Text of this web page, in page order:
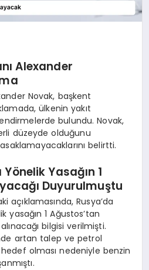
Alexander
Novak, başkent
ülkenin yakıt
bulundu. Novak,
düzeyde olduğunu
belirtti.
Yasağın 1
Duyurulmuştu
açıklamasında, Rusya’da
yasağın 1 Ağustos’tan
bilgisi verilmişti.
artan talep ve petrol
olması nedeniyle benzin